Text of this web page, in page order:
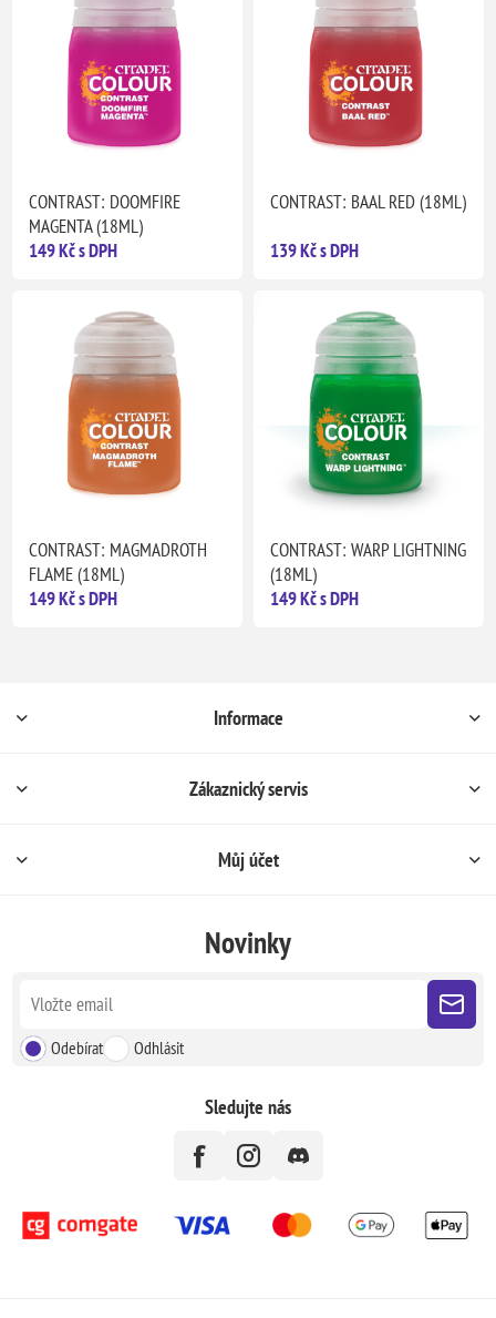
CONTRAST: DOOMFIRE
MAGENTA (18ML)
149 Kč s DPH
CONTRAST: BAAL RED (18ML)
139 Kč s DPH
CONTRAST: MAGMADROTH
FLAME (18ML)
149 Kč s DPH
CONTRAST: WARP LIGHTNING
(18ML)
149 Kč s DPH
Informace
Zákaznický servis
Můj účet
Novinky
Odebírat Odhlásit
Sledujte nás